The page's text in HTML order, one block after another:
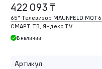
422 093 ₸
65" Телевизор MAUNFELD
СМАРТ ТВ, Яндекс TV
В наличии
Артикул